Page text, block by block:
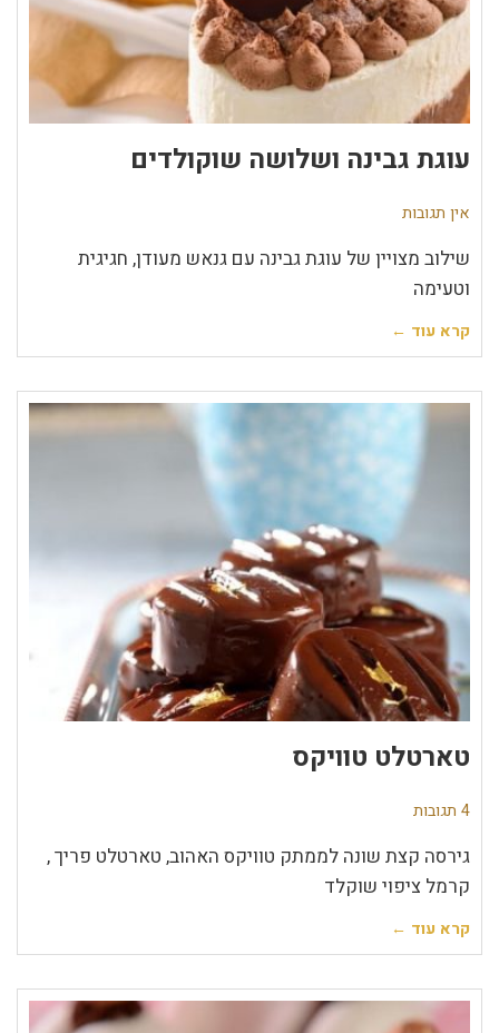
עוגת גבינה ושלושה שוקולדים
אין תגובות
שילוב מצויין של עוגת גבינה עם גנאש מעודן, חגיגית
וטעימה
קרא עוד ←
טארטלט טוויקס
4 תגובות
גירסה קצת שונה לממתק טוויקס האהוב, טארטלט פריך ,
קרמל ציפוי שוקלד
קרא עוד ←